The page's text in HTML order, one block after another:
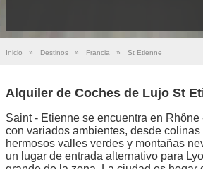
Inicio » Destinos » Francia » St Etienne
Alquiler de Coches de Lujo St
Saint - Etienne se encuentra en Rhône
con variados ambientes, desde
hermosos valles verdes y montañas
un lugar de entrada alternativo para